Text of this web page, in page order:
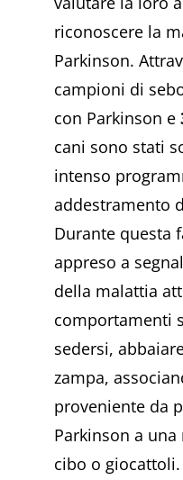
riconoscere la
Parkinson.
campioni di
con Parkinson e
cani sono stati
intenso
addestramento
Durante questa
appreso a
della malattia
comportamenti
sedersi,
zampa,
proveniente da
Parkinson a
cibo o